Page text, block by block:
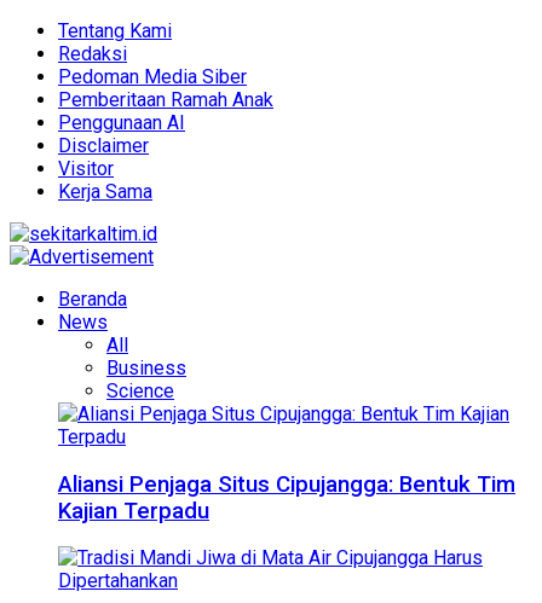
Tentang Kami
Redaksi
Pedoman Media Siber
Pemberitaan Ramah Anak
Penggunaan AI
Disclaimer
Visitor
Kerja Sama
Beranda
News
All
Business
Science
Aliansi Penjaga Situs Cipujangga: Bentuk Tim
Kajian Terpadu